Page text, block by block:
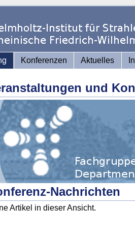
Konferenzen Aktuelles
und
Nachrichten
Artikel in dieser Ansicht.